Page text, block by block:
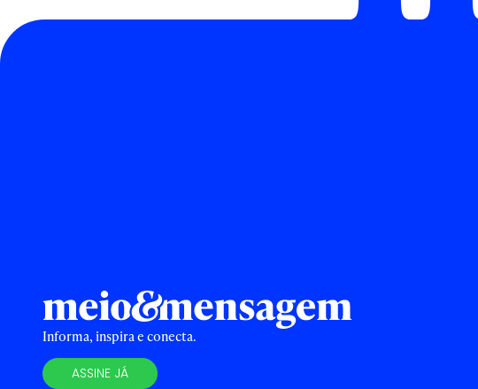
Informa, inspira e conecta.
ASSINE JÁ